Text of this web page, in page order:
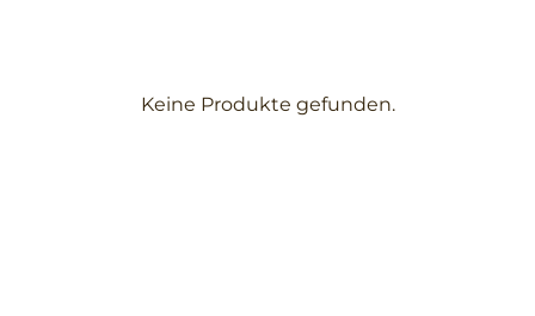
Keine Produkte gefunden.